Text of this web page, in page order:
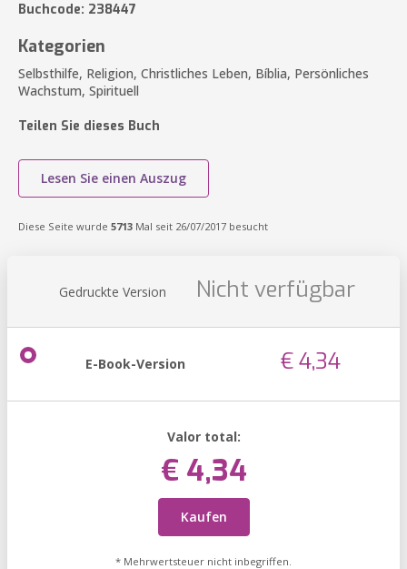
Buchcode: 238447
Kategorien
Selbsthilfe, Religion, Christliches Leben, Bíblia, Persönliches
Wachstum, Spirituell
Teilen Sie dieses Buch
Lesen Sie einen Auszug
Diese Seite wurde 5713 Mal seit 26/07/2017 besucht
Gedruckte Version Nicht verfügbar
E-Book-Version € 4,34
Valor total:
€ 4,34
Kaufen
* Mehrwertsteuer nicht inbegriffen.